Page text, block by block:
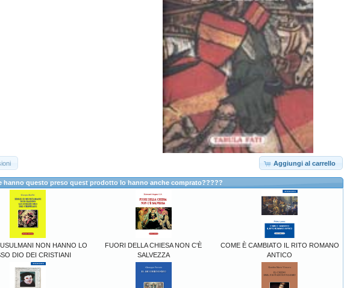
Aggiungi al carrello
hanno questo preso quest prodotto lo hanno anche comprato?????
NON HANNO LO
DIO DEI CRISTIANI
FUORI DELLA CHIESA NON C'È
SALVEZZA
COME È CAMBIATO IL RITO ROMANO
ANTICO